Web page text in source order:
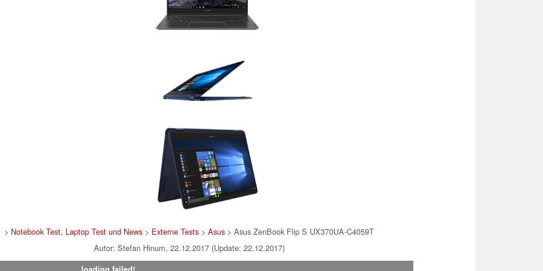
> Notebook Test, Laptop Test und News > Externe Tests >Asus > Asus ZenBook Flip S UX370UA-C4059T
Autor: Stefan Hinum, 22.12.2017 (Update: 22.12.2017)